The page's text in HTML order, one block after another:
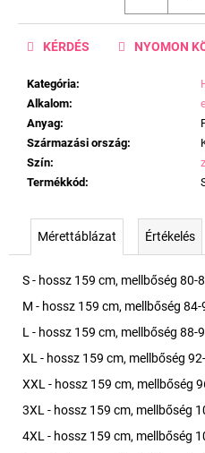
Kategória:
Alkalom:
Anyag:
Származási ország:
Szín:
Termékkód:
KÉRDÉS NYOMON
Mérettáblázat Értékelés
S - hossz 159 cm, mellbőség 80-
M - hossz 159 cm, mellbőség
L - hossz 159 cm, mellbőség 88-
XL - hossz 159 cm, mellbőség
XXL - hossz 159 cm, mellbőség
3XL - hossz 159 cm, mellbőség
4XL - hossz 159 cm, mellbőség